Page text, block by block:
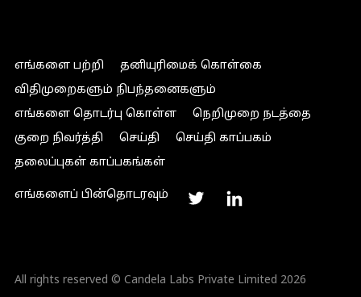
எங்களை பற்றி
தனியுரிமைக் கொள்கை
விதிமுறைகளும் நிபந்தனைகளும்
எங்களை தொடர்பு கொள்ள
நெறிமுறை நடத்தை
குறை நிவர்த்தி
செய்தி
செய்தி காப்பகம்
தலைப்புகள் காப்பகங்கள்
எங்களைப் பின்தொடரவும்
All rights reserved © Candela Labs Private Limited 2026